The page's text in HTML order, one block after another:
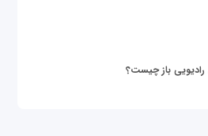
باز چیست؟